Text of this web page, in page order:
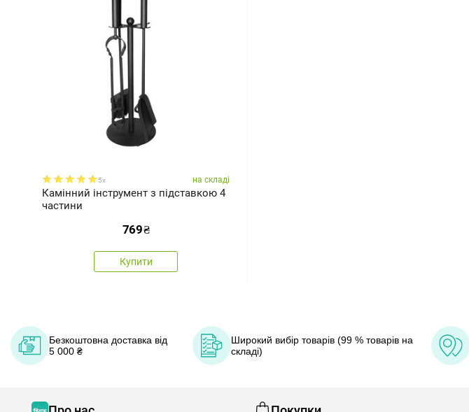
5x на складі
Камінний інструмент з підставкою 4
частини
769₴
Купити
Безкоштовна доставка від
5 000 ₴
Широкий вибір товарів (99 % товарів на
складі)